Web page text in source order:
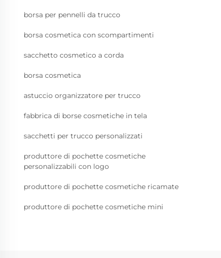
borsa per pennelli da trucco
borsa cosmetica con scompartimenti
sacchetto cosmetico a corda
borsa cosmetica
astuccio organizzatore per trucco
fabbrica di borse cosmetiche in tela
sacchetti per trucco personalizzati
produttore di pochette cosmetiche
personalizzabili con logo
produttore di pochette cosmetiche ricamate
produttore di pochette cosmetiche mini